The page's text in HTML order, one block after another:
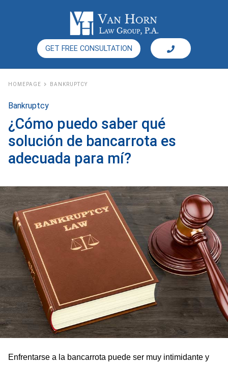
GET FREE CONSULTATION
HOMEPAGE BANKRUPTCY
Bankruptcy
¿Cómo puedo saber qué
solución de bancarrota es
adecuada para mí?
Enfrentarse a la bancarrota puede ser muy intimidante y